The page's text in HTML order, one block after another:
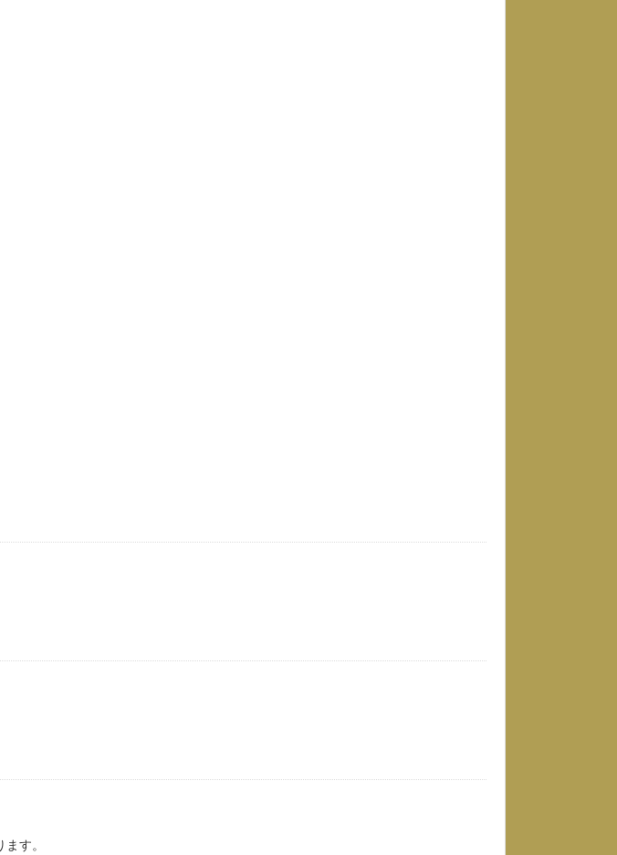
す。